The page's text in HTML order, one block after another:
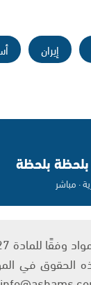
إيران
بلحظة بلحظة
· مباشر
الحقوق في